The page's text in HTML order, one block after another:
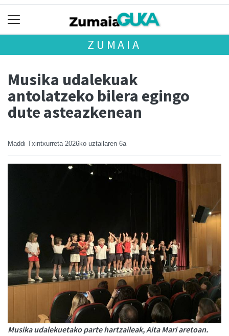
ZUMAIA
Musika udalekuak
antolatzeko bilera egingo
dute asteazkenean
Maddi Txintxurreta 2026ko uztailaren 6a
Musika udalekuetako parte hartzaileak, Aita Mari aretoan.